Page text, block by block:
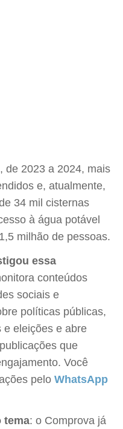
de 2023 a 2024, mais
e, atualmente,
34 mil cisternas
à água potável
milhão de pessoas.
essa
conteúdos
sociais e
políticas públicas,
e eleições e abre
que
Você
pelo WhatsApp
tema: o Comprova já